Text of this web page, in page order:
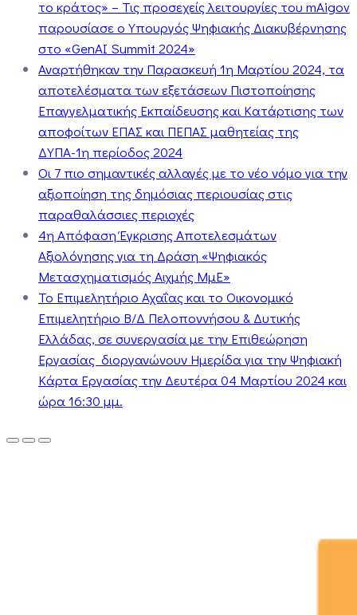
το κράτος» – Τις προσεχείς λειτουργίες του mAigov
παρουσίασε ο Υπουργός Ψηφιακής Διακυβέρνησης
στο «GenAI Summit 2024»
Αναρτήθηκαν την Παρασκευή 1η Μαρτίου 2024, τα
αποτελέσματα των εξετάσεων Πιστοποίησης
Επαγγελματικής Εκπαίδευσης και Κατάρτισης των
αποφοίτων ΕΠΑΣ και ΠΕΠΑΣ μαθητείας της
ΔΥΠΑ-1η περίοδος 2024
Οι 7 πιο σημαντικές αλλαγές με το νέο νόμο για την
αξιοποίηση της δημόσιας περιουσίας στις
παραθαλάσσιες περιοχές
4η Απόφαση Έγκρισης Αποτελεσμάτων
Αξιολόγησης για τη Δράση «Ψηφιακός
Μετασχηματισμός Αιχμής ΜμΕ»
Το Επιμελητήριο Αχαΐας και το Οικονομικό
Επιμελητήριο Β/Δ Πελοποννήσου & Δυτικής
Ελλάδας, σε συνεργασία με την Επιθεώρηση
Εργασίας διοργανώνουν Ημερίδα για την Ψηφιακή
Κάρτα Εργασίας την Δευτέρα 04 Μαρτίου 2024 και
ώρα 16:30 μμ.